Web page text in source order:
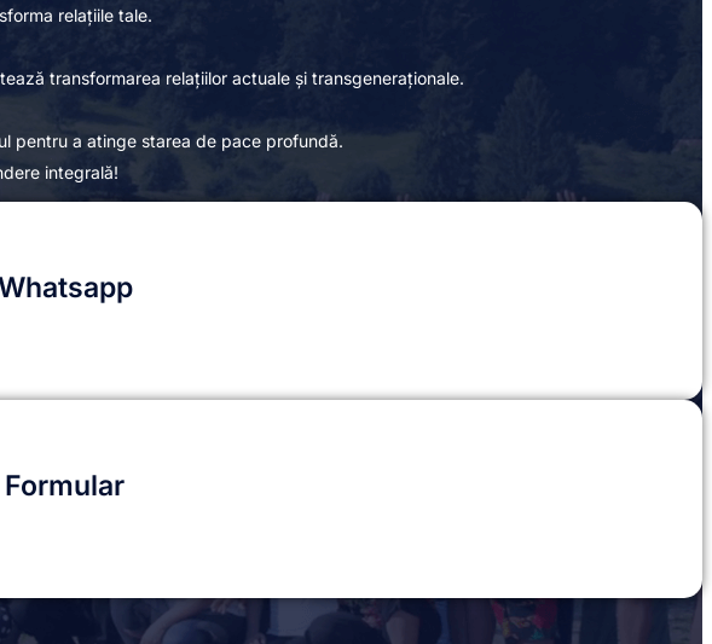
relațiile tale.
transformarea relațiilor actuale și transgeneraționale.
pentru a atinge starea de pace profundă.
integrală!